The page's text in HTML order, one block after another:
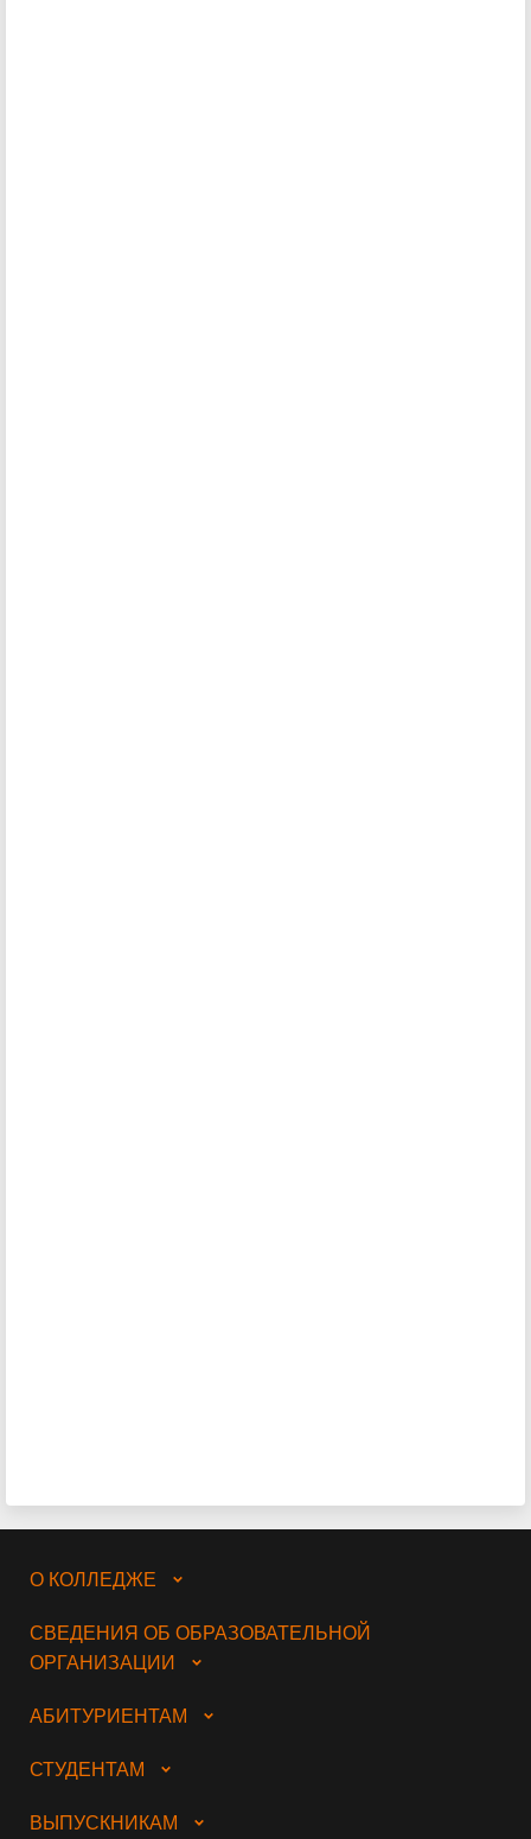
О КОЛЛЕДЖЕ
СВЕДЕНИЯ ОБ ОБРАЗОВАТЕЛЬНОЙ
ОРГАНИЗАЦИИ
АБИТУРИЕНТАМ
СТУДЕНТАМ
ВЫПУСКНИКАМ